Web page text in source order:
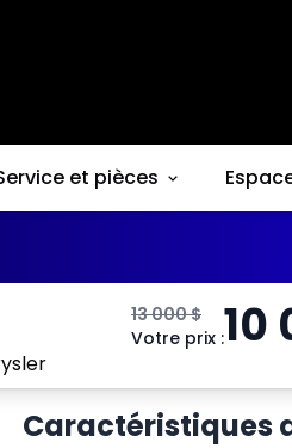
et pièces
13 000$
Votre prix :10
Caractéristiques